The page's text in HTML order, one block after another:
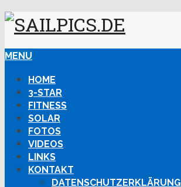
MENU
HOME
3-STAR
FITNESS
SOLAR
FOTOS
VIDEOS
LINKS
KONTAKT
DATENSCHUTZERKLÄRUNG